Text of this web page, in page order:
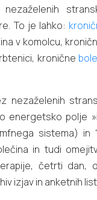
To je lahko:
v komolcu,
kronične
nezaželenih
energetsko polje
sistema) in
in tudi
četrti dan,
izjav in anketnih